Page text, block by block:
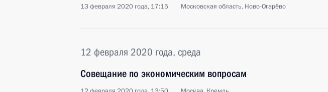
13 февраля 2020 года, 17:15 Московская область, Ново-Огарёво
12 февраля 2020 года, среда
Совещание по экономическим вопросам